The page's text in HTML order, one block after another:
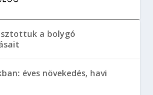
a bolygó
éves növekedés, havi